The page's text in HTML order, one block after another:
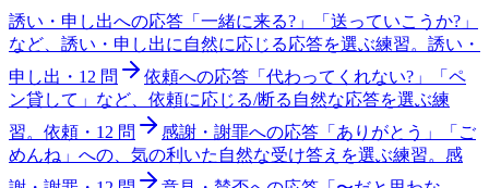
誘い・申し出への応答 「一緒に来る?」「送っていこうか?」
など、誘い・申し出に自然に応じる応答を選ぶ練習。 誘い・
申し出 ・ 12 問 依頼への応答 「代わってくれない?」「ペ
ン貸して」など、依頼に応じる/断る自然な応答を選ぶ練
習。 依頼 ・ 12 問 感謝・謝罪への応答 「ありがとう」「ご
めんね」への、気の利いた自然な受け答えを選ぶ練習。 感